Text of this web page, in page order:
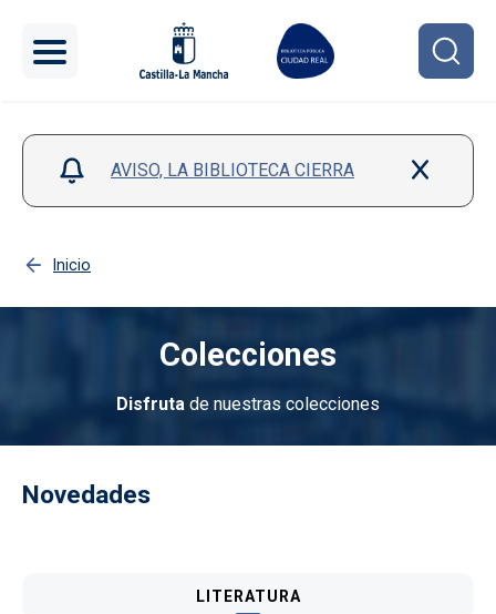
AVISO, LA BIBLIOTECA CIERRA
Inicio
Colecciones
Disfruta de nuestras colecciones
Novedades
LITERATURA